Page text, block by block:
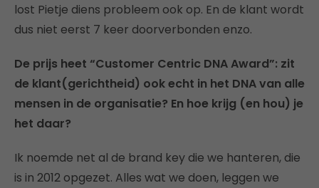
lost Pietje diens probleem ook op. En de klant wordt
dus niet eerst 7 keer doorverbonden enzo.
De prijs heet “Customer Centric DNA Award”: zit
de klant(gerichtheid) ook echt in het DNA van alle
mensen in de organisatie? En hoe krijg (en hou) je
het daar?
Ik noemde net al de brand key die we hanteren, die
is in 2012 opgezet. Alles wat we doen, leggen we